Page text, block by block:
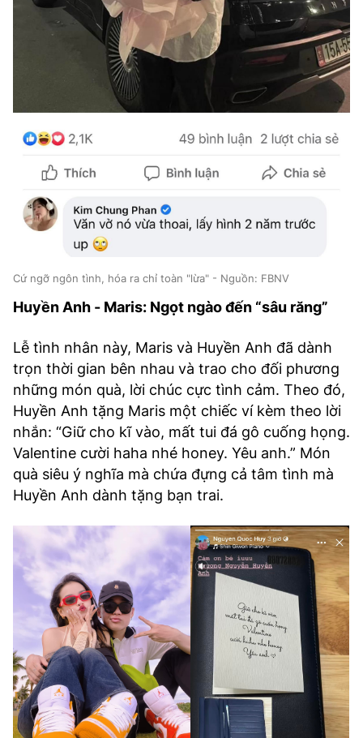
Cứ ngỡ ngôn tình, hóa ra chỉ toàn "lừa" - Nguồn: FBNV
Huyền Anh - Maris: Ngọt ngào đến “sâu răng”
Lễ tình nhân này, Maris và Huyền Anh đã dành
trọn thời gian bên nhau và trao cho đối phương
những món quà, lời chúc cực tình cảm. Theo đó,
Huyền Anh tặng Maris một chiếc ví kèm theo lời
nhắn: “Giữ cho kĩ vào, mất tui đá gô cuống họng.
Valentine cười haha nhé honey. Yêu anh.” Món
quà siêu ý nghĩa mà chứa đựng cả tâm tình mà
Huyền Anh dành tặng bạn trai.